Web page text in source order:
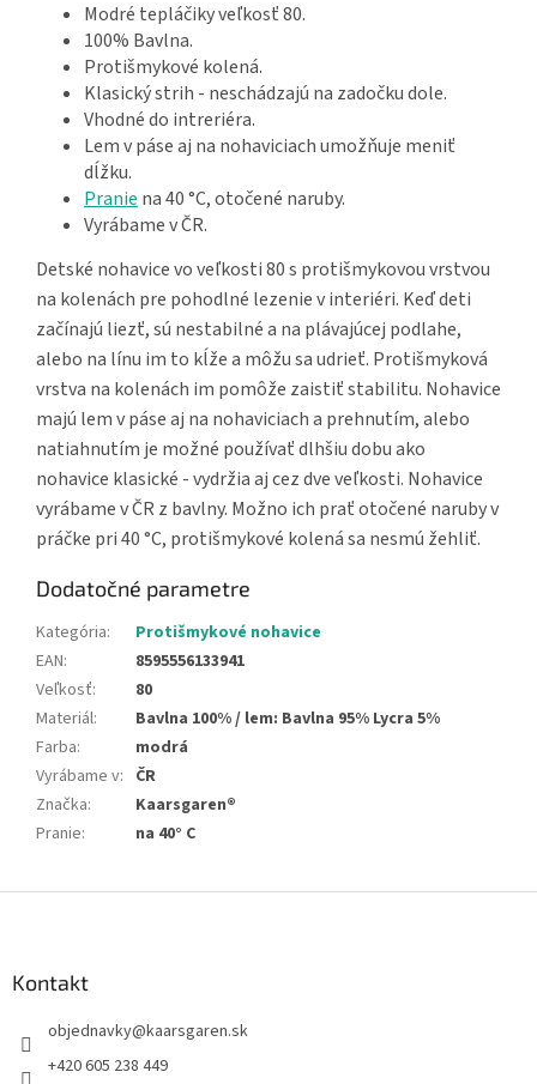
Modré tepláčiky veľkosť 80.
100% Bavlna.
Protišmykové kolená.
Klasický strih - neschádzajú na zadočku dole.
Vhodné do intreriéra.
Lem v páse aj na nohaviciach umožňuje meniť
dĺžku.
Praniena 40 °C, otočené naruby.
Vyrábame v ČR.
Detské nohavice vo veľkosti 80 s protišmykovou vrstvou
na kolenách pre pohodlné lezenie v interiéri. Keď deti
začínajú liezť, sú nestabilné a na plávajúcej podlahe,
alebo na línu im to kĺže a môžu sa udrieť. Protišmyková
vrstva na kolenách im pomôže zaistiť stabilitu. Nohavice
majú lem v páse aj na nohaviciach a prehnutím, alebo
natiahnutím je možné používať dlhšiu dobu ako
nohavice klasické - vydržia aj cez dve veľkosti. Nohavice
vyrábame v ČR z bavlny. Možno ich prať otočené naruby v
práčke pri 40 °C, protišmykové kolená sa nesmú žehliť.
Dodatočné parametre
Kategória:
Protišmykové nohavice
EAN:
8595556133941
Veľkosť:
80
Materiál:
Bavlna 100% / lem: Bavlna 95% Lycra 5%
Farba:
modrá
Vyrábame v: ČR
Značka:
Kaarsgaren®
Pranie: na 40° C
Kontakt
objednavky@kaarsgaren.sk
+420 605 238 449